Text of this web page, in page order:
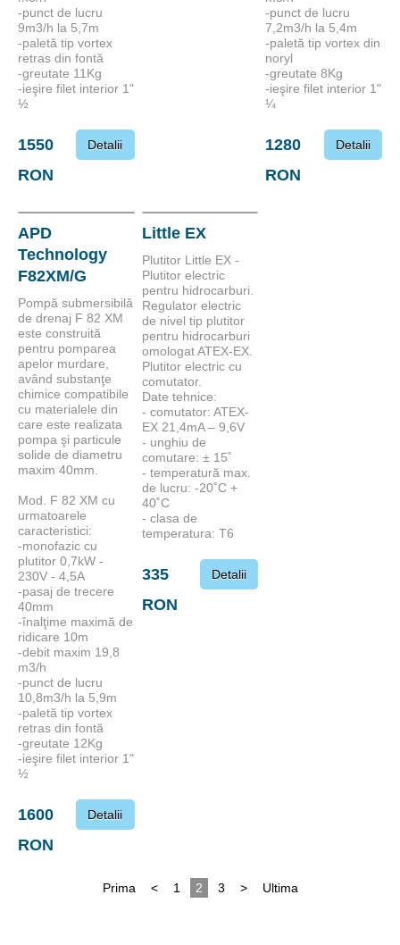
-punct de lucru
9m3/h la 5,7m
-paletă tip vortex
retras din fontă
-greutate 11Kg
-ieşire filet interior 1"
½
1550
RON
Detalii
-punct de lucru
7,2m3/h la 5,4m
-paletă tip vortex din
noryl
-greutate 8Kg
-ieşire filet interior 1"
¼
1280
RON
Detalii
APD
Technology
F82XM/G
Pompă submersibilă
de drenaj F 82 XM
este construită
pentru pomparea
apelor murdare,
având substanţe
chimice compatibile
cu materialele din
care este realizata
pompa şi particule
solide de diametru
maxim 40mm.
Mod. F 82 XM cu
urmatoarele
caracteristici:
-monofazic cu
plutitor 0,7kW -
230V - 4,5A
-pasaj de trecere
40mm
-înalţime maximă de
ridicare 10m
-debit maxim 19,8
m3/h
-punct de lucru
10,8m3/h la 5,9m
-paletă tip vortex
retras din fontă
-greutate 12Kg
-ieşire filet interior 1"
½
1600
RON
Detalii
Little EX
Plutitor Little EX -
Plutitor electric
pentru hidrocarburi.
Regulator electric
de nivel tip plutitor
pentru hidrocarburi
omologat ATEX-EX.
Plutitor electric cu
comutator.
Date tehnice:
- comutator: ATEX-
EX 21,4mA – 9,6V
- unghiu de
comutare: ± 15˚
- temperatură max.
de lucru: -20˚C +
40˚C
- clasa de
temperatura: T6
335
RON
Detalii
Prima < 1 2 3 > Ultima